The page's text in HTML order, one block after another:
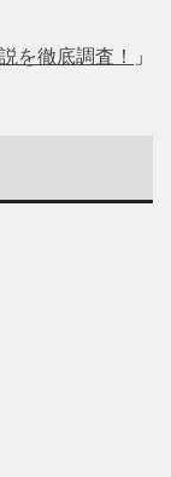
を徹底調査！ 」